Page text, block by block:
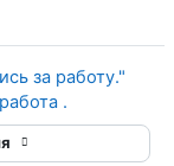
за работу."
.